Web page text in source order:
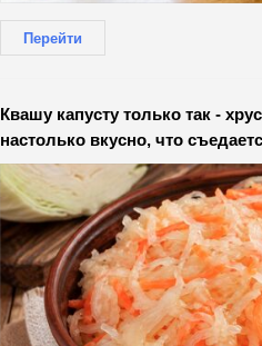
Перейти
Квашу капусту только так -
настолько вкусно, что